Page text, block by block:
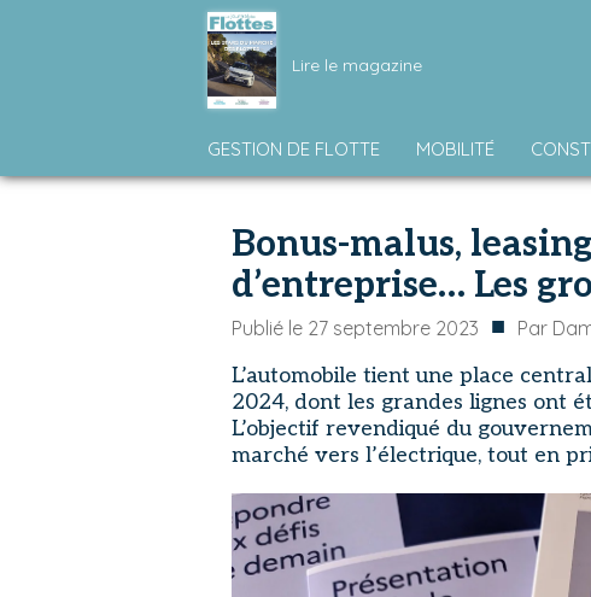
Lire le magazine
GESTION DE FLOTTE MOBILITÉ
Bonus-malus,
d’entreprise… Les
Publié le 27 septembre 2023 ■ Par
L’automobile tient une place
2024, dont les grandes lignes ont
L’objectif revendiqué du
marché vers l’électrique, tout en